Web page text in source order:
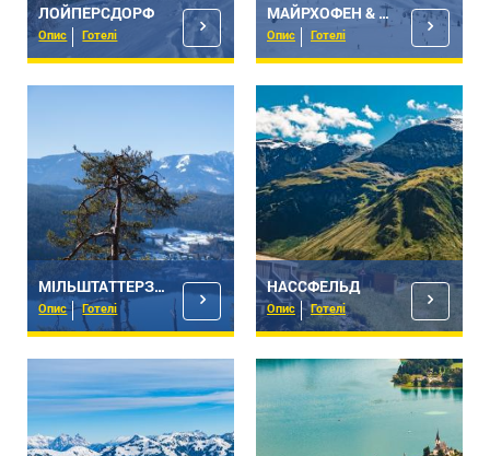
ЛОЙПЕРСДОРФ
Опис Готелі
МАЙРХОФЕН & ЦИЛЛЕРТАЛЬ
Опис Готелі
МІЛЬШТАТТЕРЗЕЕ
Опис Готелі
НАССФЕЛЬД
Опис Готелі